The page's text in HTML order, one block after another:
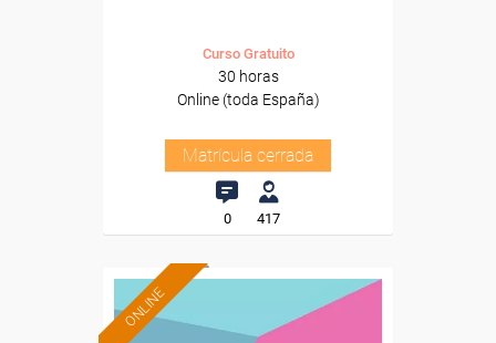
Curso Gratuito
30 horas
Online (toda España)
Matrícula cerrada
0 417
ONLINE